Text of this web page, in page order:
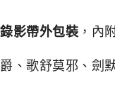
影帶外包裝，內
、 歌舒莫邪 、 劍